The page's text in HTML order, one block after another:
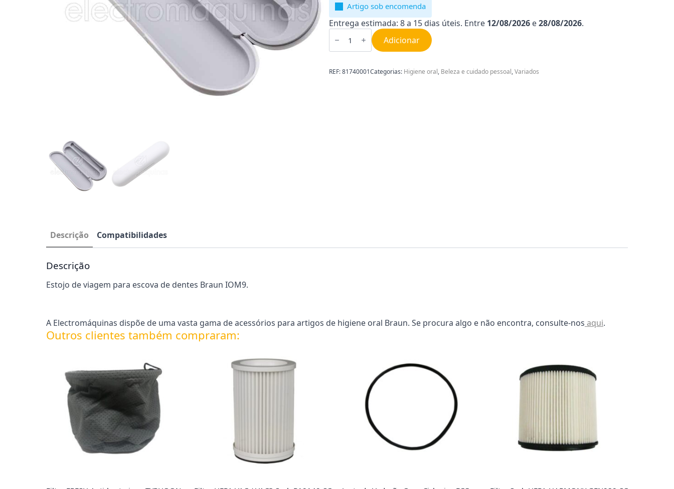
Artigo sob encomenda
Entrega estimada: 8 a 15 dias úteis. Entre 12/08/2026 e28/08/2026.
Quantidade
de
Viagem
Escova
de
Adicionar
REF:81740001Categorias: Higiene oral, Beleza e cuidado pessoal,Variados
Descrição Compatibilidades
Descrição
Estojo de viagem para escova de dentes Braun IOM9.
A Electromáquinas dispõe de uma vasta gama de acessórios para artigos de higiene oral Braun. Se procura algo e não encontra, consulte-nos aqui.
Outros clientes também compraram: